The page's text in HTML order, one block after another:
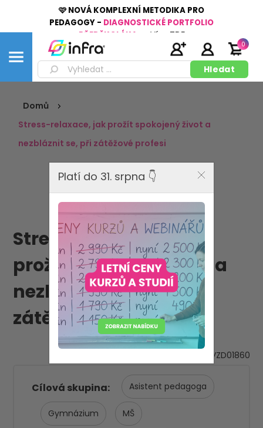
🩷 NOVÁ KOMPLEXNÍ METODIKA PRO
PEDAGOGY - DIAGNOSTICKÉ PORTFOLIO
PŘEDŠKOLÁKA
Více ZDE
0
Domů
Stress-relaxace, jak prožít spokojený život a
nezbláznit se, při zátěžové profesi
Stress-relaxace, jak
prožít spokojený život a
nezbláznit se, při
zátěžové profesi
VZD01860
Cílová skupina Asistent pedagoga
Gymnázium MŠ
Platí do 31. srpna 👇